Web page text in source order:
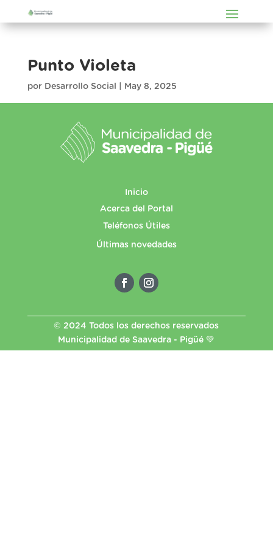
Punto Violeta
por Desarrollo Social May 8, 2025
Inicio
Acerca del Portal
Teléfonos Útiles
Últimas novedades
© 2024 Todos los derechos reservados
Municipalidad de Saavedra - Pigüé 💚